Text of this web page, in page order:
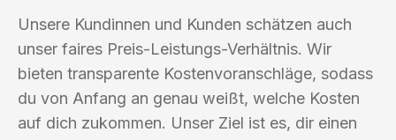
Unsere Kundinnen und Kunden schätzen auch
unser faires Preis-Leistungs-Verhältnis. Wir
bieten transparente Kostenvoranschläge, sodass
du von Anfang an genau weißt, welche Kosten
auf dich zukommen. Unser Ziel ist es, dir einen